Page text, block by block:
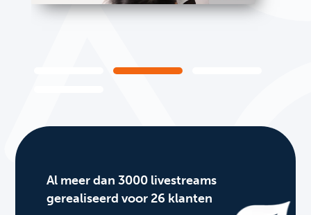
Al meer dan 3000 livestreams
gerealiseerd voor 26 klanten